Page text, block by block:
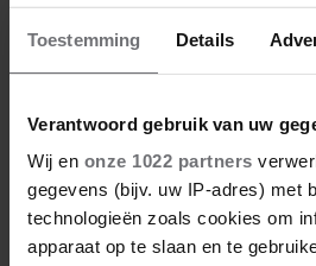
Toestemming Details
Verantwoord gebruik van uw
Wij en onze 1022 partners
gegevens (bijv. uw IP-adres) met
technologieën zoals cookies om
apparaat op te slaan en te
BEAUTY &